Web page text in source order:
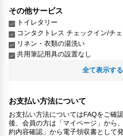
その他サービス
トイレタリー
コンタクトレス チェックイン/チ
リネン・衣類の湯洗い
共用筆記用具の設置なし
全て表示する
お支払い方法について
お支払い方法についてはFAQをご確
後、会員の方は「マイページ」から
約内容確認」から電子領収書として